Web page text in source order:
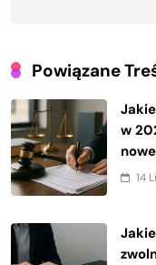
Powiązane
w
14